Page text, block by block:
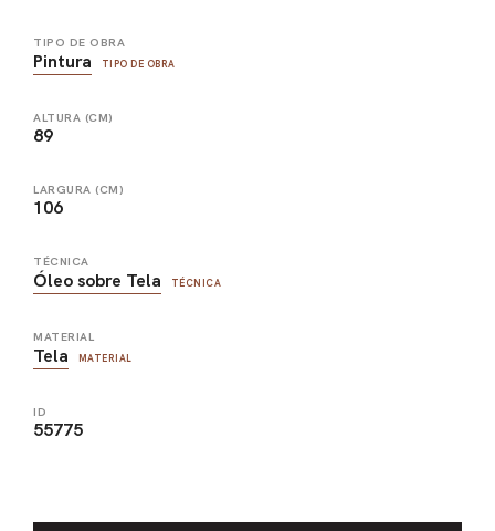
TIPO DE OBRA
Pintura TIPO DE OBRA
ALTURA (CM)
89
LARGURA (CM)
106
TÉCNICA
Óleo sobre Tela TÉCNICA
MATERIAL
Tela MATERIAL
ID
55775